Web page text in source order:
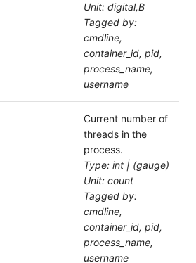
Unit: digital,B
Tagged by:
cmdline,
container_id, pid,
process_name,
username
Current number of
threads in the
process.
Type: int | (gauge)
Unit: count
Tagged by:
cmdline,
container_id, pid,
process_name,
username